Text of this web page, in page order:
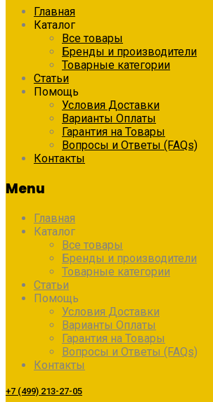
Главная
Каталог
Все товары
Бренды и производители
Товарные категории
Статьи
Помощь
Условия Доставки
Варианты Оплаты
Гарантия на Товары
Вопросы и Ответы (FAQs)
Контакты
Menu
Главная
Каталог
Все товары
Бренды и производители
Товарные категории
Статьи
Помощь
Условия Доставки
Варианты Оплаты
Гарантия на Товары
Вопросы и Ответы (FAQs)
Контакты
+7 (499) 213-27-05